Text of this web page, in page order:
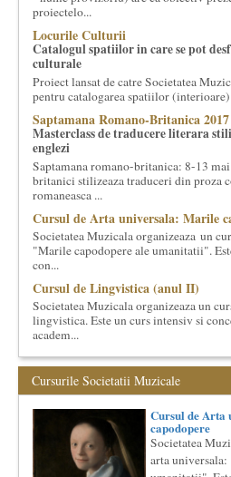
cei care il finantateaza sunt in rubricile
proiectelo...
Locurile Culturii
Catalogul spatiilor in care se pot
culturale
Proiect lansat de catre Societatea
pentru catalogarea spatiilor
Saptamana Romano-Britanica 2017
Masterclass de traducere literara
englezi
Saptamana romano-britanica: 8-13
britanici stilizeaza traduceri din proza
romaneasca ...
Cursul de Arta universala: Marile
Societatea Muzicala organizeaza un
"Marile capodopere ale umanitatii".
con...
Cursul de Lingvistica (anul II)
Societatea Muzicala organizeaza un
lingvistica. Este un curs intensiv si
academ...
Cursul de Cinematografie
Societatea Muzicala organizeaza un
cinematografica. Este un curs
Societatea Culturala
Platforma online de marketing
Descrierea produsului principal
Cursurile Societatii Muzicale
Cursul de
capodopere
Societatea
arta